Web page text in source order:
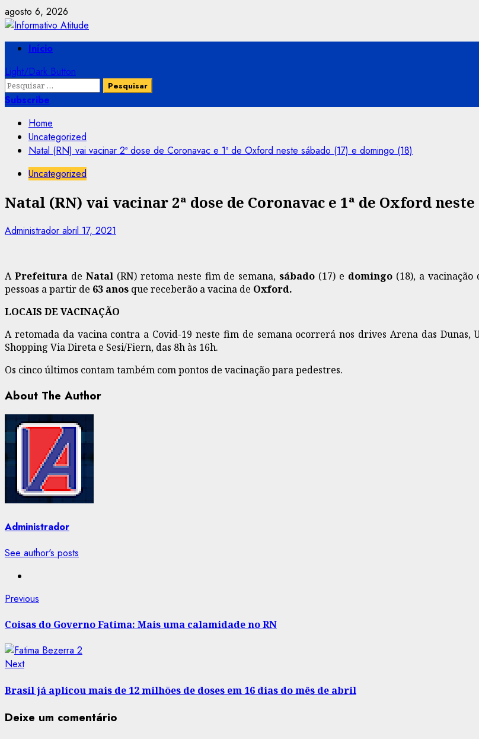
Skip
to
content
agosto 6, 2026
PrimaryInício
Light/Dark Button
Pesquisar
por:
Subscribe
Home
Uncategorized
Natal (RN) vai vacinar 2ª dose de Coronavac e 1ª de Oxford neste sábado (17) e domingo (18)
Uncategorized
Natal (RN) vai vacinar 2ª dose de Coronavac e 1ª de Oxford
Administrador abril 17, 2021
A Prefeitura de Natal (RN) retoma neste fim de semana, sábado (17) e domingo (18), a
pessoas a partir de 63 anos que receberão a vacina de Oxford.
LOCAIS DE VACINAÇÃO
A retomada da vacina contra a Covid-19 neste fim de semana ocorrerá nos drives Arena das Dunas,
Shopping Via Direta e Sesi/Fiern, das 8h às 16h.
Os cinco últimos contam também com pontos de vacinação para pedestres.
About The Author
Administrador
See author's posts
Post
navigation
Previous
Coisas do Governo Fatima: Mais uma calamidade no RN
NextNext
Brasil já aplicou mais de 12 milhões de doses em 16 dias do mês de abril
Deixe um comentário